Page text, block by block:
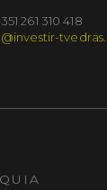
261 310 418